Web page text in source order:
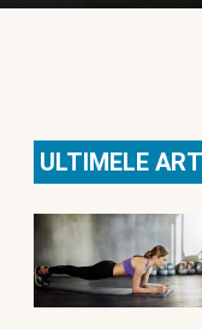
ULTIMELE